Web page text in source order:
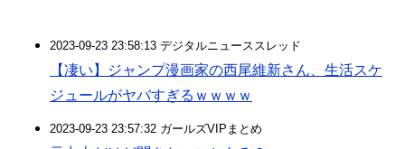
2023-09-23 23:58:13 デジタルニューススレッド
【凄い】ジャンプ漫画家の西尾維新さん、生活スケ
ジュールがヤバすぎるｗｗｗｗ
2023-09-23 23:57:32 ガールズVIPまとめ